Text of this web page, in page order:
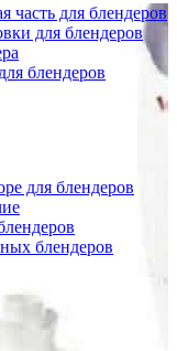
часть для блендеров
для блендеров
блендеров
для блендеров
блендеров